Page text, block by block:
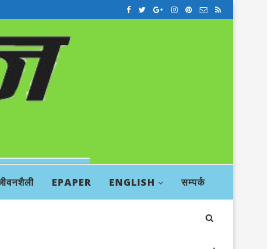
EPAPER ENGLISH सम्पर्क